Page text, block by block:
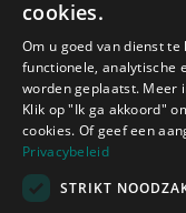
Amagard.com
website mag zonder
cookies.
Om u goed van dienst
functionele, analytische
worden geplaatst. Meer
Klik op "Ik ga akkoord"
cookies. Of geef een
Privacybeleid
STRIKT